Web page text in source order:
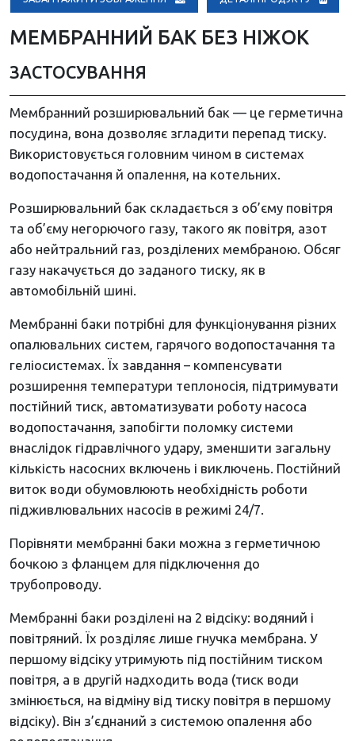
МЕМБРАННИЙ БАК БЕЗ НІЖОК
ЗАСТОСУВАННЯ
Мембранний розширювальний бак — це герметична
посудина, вона дозволяє згладити перепад тиску.
Використовується головним чином в системах
водопостачання й опалення, на котельних.
Розширювальний бак складається з об’єму повітря
та об’єму негорючого газу, такого як повітря, азот
або нейтральний газ, розділених мембраною. Обсяг
газу накачується до заданого тиску, як в
автомобільній шині.
Мембранні баки потрібні для функціонування різних
опалювальних систем, гарячого водопостачання та
геліосистемах. Їх завдання – компенсувати
розширення температури теплоносія, підтримувати
постійний тиск, автоматизувати роботу насоса
водопостачання, запобігти поломку системи
внаслідок гідравлічного удару, зменшити загальну
кількість насосних включень і виключень. Постійний
виток води обумовлюють необхідність роботи
підживлювальних насосів в режимі 24/7.
Порівняти мембранні баки можна з герметичною
бочкою з фланцем для підключення до
трубопроводу.
Мембранні баки розділені на 2 відсіку: водяний і
повітряний. Їх розділяє лише гнучка мембрана. У
першому відсіку утримують під постійним тиском
повітря, а в другій надходить вода (тиск води
змінюється, на відміну від тиску повітря в першому
відсіку). Він з’єднаний з системою опалення або